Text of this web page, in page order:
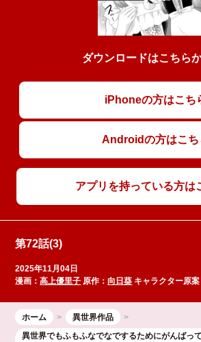
ダウンロードはこちら
iPhoneの方はこち
Androidの方はこち
アプリを持っている方は
第72話(3)
2025年11月04日
漫画：高上優里子 原作：向日葵 キャラクター原
ホーム
異世界作品
異世界でもふもふなでなでするためにがんばっ